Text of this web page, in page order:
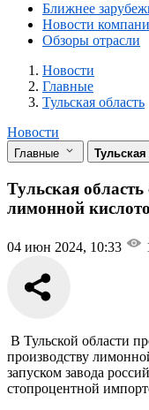
Ближнее
Новости
Обзоры отрасли
Новости
Разделы
Новости
Главные
Тульская область
Новости
Главные
Тульская
лимонной
04 июн 2024, 10:33
В Тульской области
производству
запуском завода
стопроцентной